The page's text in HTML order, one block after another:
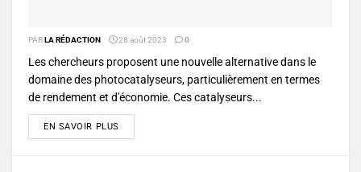
PARLA RÉDACTION 28 août 2023 0
Les chercheurs proposent une nouvelle alternative dans le
domaine des photocatalyseurs, particulièrement en termes
de rendement et d'économie. Ces catalyseurs...
EN SAVOIR PLUS